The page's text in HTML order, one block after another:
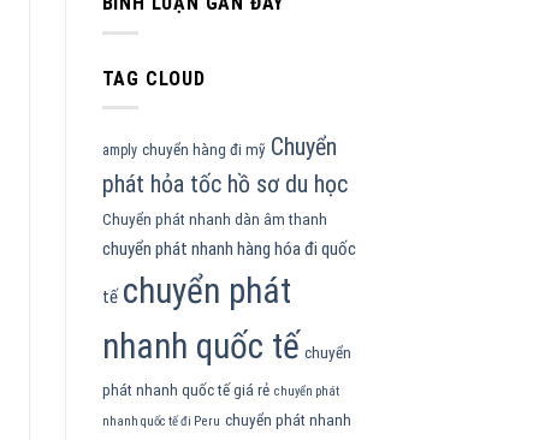
TAG CLOUD
amply chuyển hàng đi mỹ Chuyển
phát hỏa tốc hồ sơ du học
Chuyển phát nhanh dàn âm thanh
chuyển phát nhanh hàng hóa đi quốc
tế chuyển phát
nhanh quốc tế chuyển
phát nhanh quốc tế giá rẻ chuyển phát
nhanh quốc tế đi Peru chuyển phát nhanh